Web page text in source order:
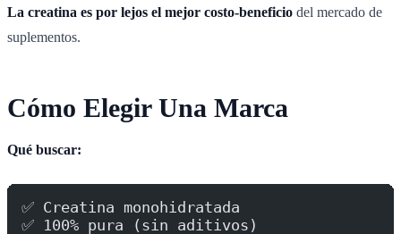
La creatina es por lejos el mejor costo-beneficio del mercado de
suplementos.
Cómo Elegir Una Marca
Qué buscar:
✅ Creatina monohidratada
✅ 100% pura (sin aditivos)